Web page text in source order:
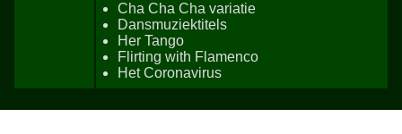
Cha Cha Cha variatie
Dansmuziektitels
Her Tango
Flirting with Flamenco
Het Coronavirus